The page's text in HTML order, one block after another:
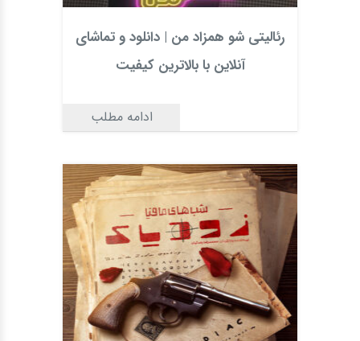
رئالیتی شو همزاد من | دانلود و تماشای
آنلاین با بالاترین کیفیت
ادامه مطلب